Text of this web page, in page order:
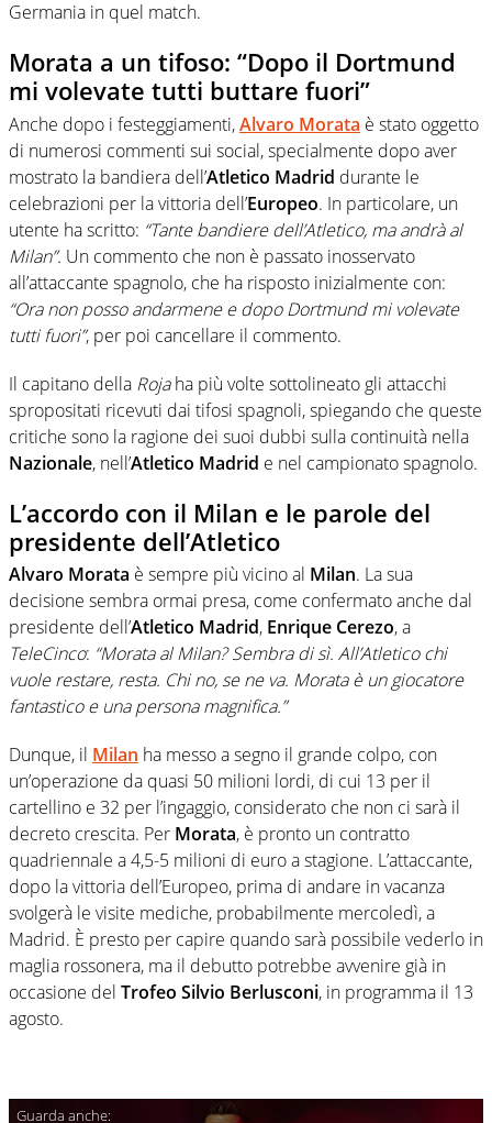
Germania in quel match.
Morata a un tifoso: “Dopo il Dortmund
mi volevate tutti buttare fuori”
Anche dopo i festeggiamenti,Alvaro Morata è stato oggetto
di numerosi commenti sui social, specialmente dopo aver
mostrato la bandiera dell’Atletico Madrid durante le
celebrazioni per la vittoria dell’Europeo. In particolare, un
utente ha scritto: “Tante bandiere dell’Atletico, ma andrà al
Milan”. Un commento che non è passato inosservato
all’attaccante spagnolo, che ha risposto inizialmente con:
“Ora non posso andarmene e dopo Dortmund mi volevate
tutti fuori”, per poi cancellare il commento.
Il capitano della Rojaha più volte sottolineato gli attacchi
spropositati ricevuti dai tifosi spagnoli, spiegando che queste
critiche sono la ragione dei suoi dubbi sulla continuità nella
Nazionale, nell’Atletico Madrid e nel campionato spagnolo.
L’accordo con il Milan e le parole del
presidente dell’Atletico
Alvaro Morata è sempre più vicino al Milan. La sua
decisione sembra ormai presa, come confermato anche dal
presidente dell’Atletico Madrid, Enrique Cerezo, a
TeleCinco: “Morata al Milan? Sembra di sì. All’Atletico chi
vuole restare, resta. Chi no, se ne va. Morata è un giocatore
fantastico e una persona magnifica.”
Dunque, il Milan ha messo a segno il grande colpo, con
un’operazione da quasi 50 milioni lordi, di cui 13 per il
cartellino e 32 per l’ingaggio, considerato che non ci sarà il
decreto crescita. Per Morata, è pronto un contratto
quadriennale a 4,5-5 milioni di euro a stagione. L’attaccante,
dopo la vittoria dell’Europeo, prima di andare in vacanza
svolgerà le visite mediche, probabilmente mercoledì, a
Madrid. È presto per capire quando sarà possibile vederlo in
maglia rossonera, ma il debutto potrebbe avvenire già in
occasione del Trofeo Silvio Berlusconi, in programma il 13
agosto.